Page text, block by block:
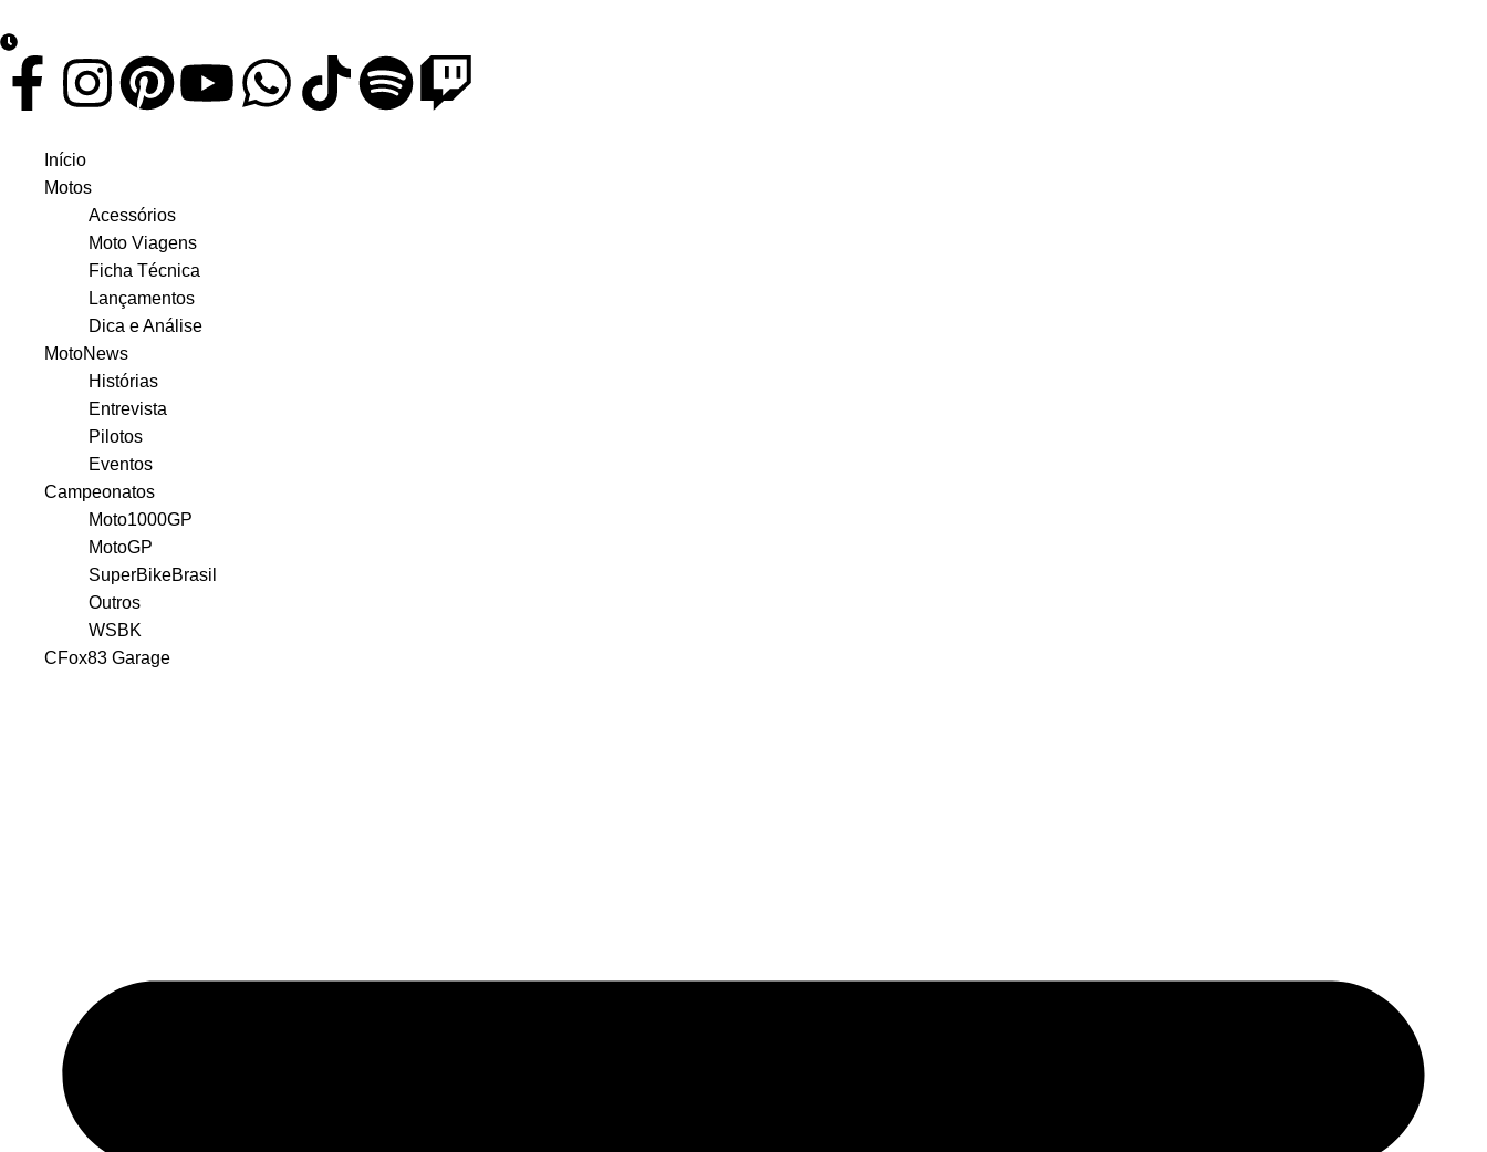
Início
Motos
Acessórios
Moto Viagens
Ficha Técnica
Lançamentos
Dica e Análise
MotoNews
Histórias
Entrevista
Pilotos
Eventos
Campeonatos
Moto1000GP
MotoGP
SuperBikeBrasil
Outros
WSBK
CFox83 Garage